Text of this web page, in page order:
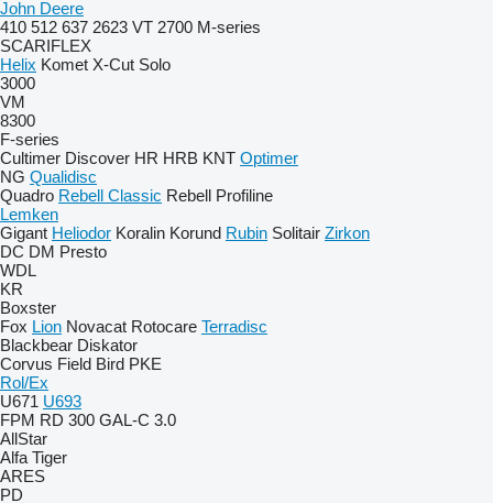
John Deere
410 512 637 2623 VT 2700 M-series
SCARIFLEX
Helix Komet X-Cut Solo
3000
VM
8300
F-series
Cultimer Discover HR HRB KNT Optimer
NG Qualidisc
Quadro Rebell Classic Rebell Profiline
Lemken
Gigant Heliodor Koralin Korund Rubin Solitair Zirkon
DC DM Presto
WDL
KR
Boxster
Fox Lion Novacat Rotocare Terradisc
Blackbear Diskator
Corvus Field Bird PKE
Rol/Ex
U671 U693
FPM RD 300 GAL-C 3.0
AllStar
Alfa Tiger
ARES
PD